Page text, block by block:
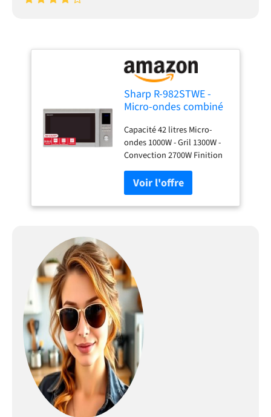
Sharp R-982STWE -
Micro-ondes combiné
42 litres - Finition Inox
Capacité 42 litres Micro-
ondes 1000W - Gril 1300W -
Convection 2700W Finition
Inox Cavité Inox 5 niveaux
de puissance 10
programmes automatiques
Touche +30 secondes